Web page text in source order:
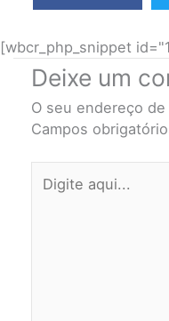
[wbcr_php_snippet
Deixe um
O seu endereço
Campos
aqui...